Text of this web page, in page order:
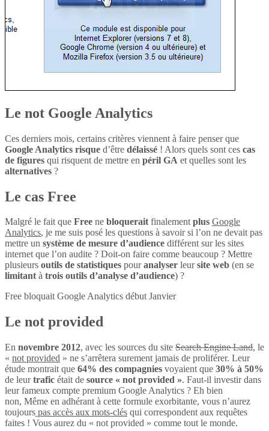
Le not Google Analytics
Ces derniers mois, certains critères viennent à faire penser que
Google Analytics risque d’être délaissé ! Alors quels sont ces cas
de figures qui risquent de mettre en péril GA et quelles sont les
alternatives ?
Le cas Free
Malgré le fait que Free ne bloqueraitfinalementplus Google
Analytics, je me suis posé les questions à savoir si l’on ne devait pas
mettre un système de mesure d’audience différent sur les sites
internet que l’on audite ? Doit-on faire comme beaucoup ? Mettre
plusieurs outils de statistiques pouranalyser leursite web (en se
limitantà trois outils d’analyse d’audience) ?
Free bloquait Google Analytics début Janvier
Le not provided
En novembre 2012, avec les sources du site Search Engine Land, le
« not provided » ne s’arrêtera surement jamais de proliférer. Leur
étude montrait que 64% des compagnies voyaient que 30% à 50%
de leurtrafic était de source « not provided ». Faut-il investir dans
leur fameux compte premium Google Analytics ? Eh bien
non, Même en adhérant à cette formule exorbitante, vous n’aurez
toujours pas accès aux mots-clés qui correspondent aux requêtes
faites ! Vous aurez du « not provided » comme tout le monde.